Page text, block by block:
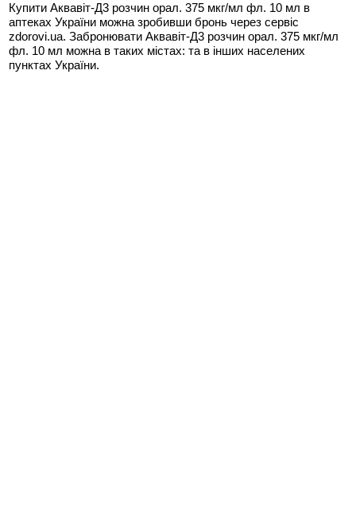
Купити Аквавіт-Д3 розчин орал. 375 мкг/мл фл. 10 мл в
аптеках України можна зробивши бронь через сервіс
zdorovi.ua. Забронювати Аквавіт-Д3 розчин орал. 375 мкг/мл
фл. 10 мл можна в таких містах:та в інших населених
пунктах України.